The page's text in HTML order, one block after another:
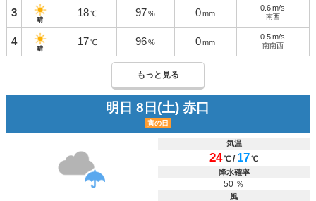
3
晴
18 ℃ 97 % 0 mm
0.6 m/s
南西
4
晴
17 ℃ 96 % 0 mm
0.5 m/s
南南西
もっと見る
明日 8日(土) 赤口
寅の日
気温
24℃ / 17℃
降水確率
50 ％
風